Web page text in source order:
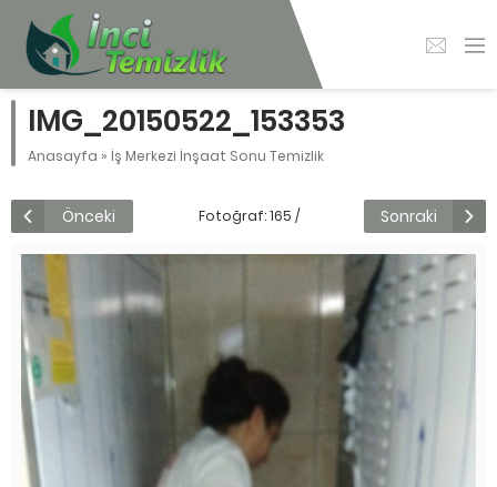
IMG_20150522_153353
Anasayfa » İş Merkezi İnşaat Sonu Temizlik
Önceki
Fotoğraf: 165 /
Sonraki